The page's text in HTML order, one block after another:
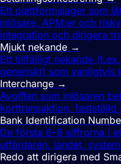
Ett plattformslager som
inlösare, APM:er och
integration och dirigera
Mjukt nekande →
Ett tillfälligt nekande
generiskt) som vanligtvis
Interchange →
Avgiften som inlösaren
korttransaktion, fastställd
Bank Identification
De första 6–8 siffrorna i
utfärdaren, landet,
Redo att dirigera med